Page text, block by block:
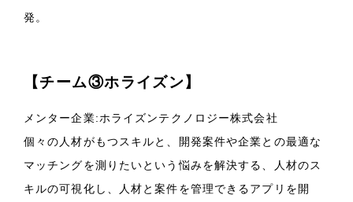
発。
【チーム③ホライズン】
メンター企業:ホライズンテクノロジー株式会社
個々の人材がもつスキルと、開発案件や企業との最適な
マッチングを測りたいという悩みを解決する、人材のス
キルの可視化し、人材と案件を管理できるアプリを開